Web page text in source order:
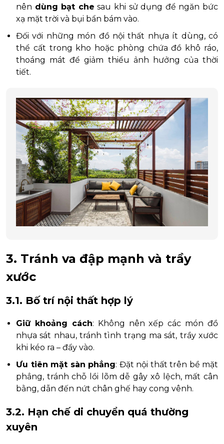
nên dùng bạt che sau khi sử dụng để ngăn bức
xạ mặt trời và bụi bẩn bám vào.
Đối với những món đồ nội thất nhựa ít dùng, có
thể cất trong kho hoặc phòng chứa đồ khô ráo,
thoáng mát để giảm thiểu ảnh hưởng của thời
tiết.
3. Tránh va đập mạnh và trầy
xước
3.1. Bố trí nội thất hợp lý
Giữ khoảng cách: Không nên xếp các món đồ
nhựa sát nhau, tránh tình trạng ma sát, trầy xước
khi kéo ra – đẩy vào.
Ưu tiên mặt sàn phẳng: Đặt nội thất trên bề mặt
phẳng, tránh chỗ lồi lõm dễ gây xô lệch, mất cân
bằng, dẫn đến nứt chân ghế hay cong vênh.
3.2. Hạn chế di chuyển quá thường
xuyên